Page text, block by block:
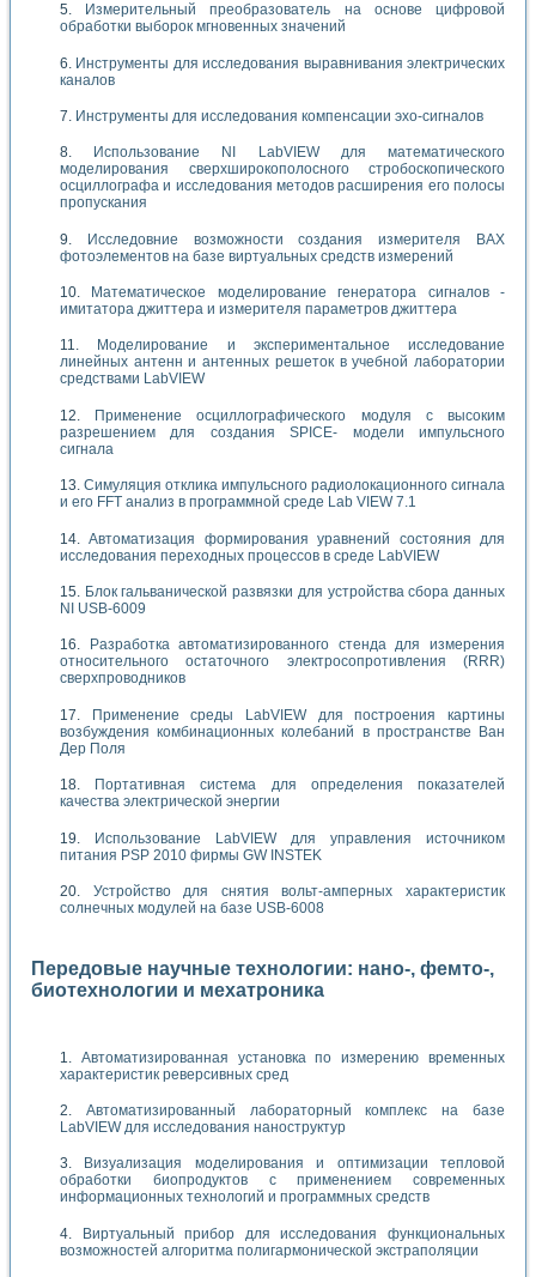
Измерительный преобразователь на основе цифровой
обработки выборок мгновенных значений
Инструменты для исследования выравнивания электрических
каналов
Инструменты для исследования компенсации эхо-сигналов
Использование NI LabVIEW для математического
моделирования сверхширокополосного стробоскопического
осциллографа и исследования методов расширения его полосы
пропускания
Исследовние возможности создания измерителя ВАХ
фотоэлементов на базе виртуальных средств измерений
Математическое моделирование генератора сигналов -
имитатора джиттера и измерителя параметров джиттера
Моделирование и экспериментальное исследование
линейных антенн и антенных решеток в учебной лаборатории
средствами LabVIEW
Применение осциллографического модуля с высоким
разрешением для создания SPICE- модели импульсного
сигнала
Симуляция отклика импульсного радиолокационного сигнала
и его FFT анализ в программной среде Lab VIEW 7.1
Автоматизация формирования уравнений состояния для
исследования переходных процессов в среде LabVIEW
Блок гальванической развязки для устройства сбора данных
NI USB-6009
Разработка автоматизированного стенда для измерения
относительного остаточного электросопротивления (RRR)
сверхпроводников
Применение среды LabVIEW для построения картины
возбуждения комбинационных колебаний в пространстве Ван
Дер Поля
Портативная система для определения показателей
качества электрической энергии
Использование LabVIEW для управления источником
питания PSP 2010 фирмы GW INSTEK
Устройство для снятия вольт-амперных характеристик
солнечных модулей на базе USB-6008
Передовые научные технологии: нано-, фемто-,
биотехнологии и мехатроника
Автоматизированная установка по измерению временных
характеристик реверсивных сред
Автоматизированный лабораторный комплекс на базе
LabVIEW для исследования наноструктур
Визуализация моделирования и оптимизации тепловой
обработки биопродуктов с применением современных
информационных технологий и программных средств
Виртуальный прибор для исследования функциональных
возможностей алгоритма полигармонической экстраполяции